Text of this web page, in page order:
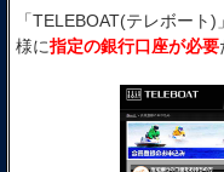
「TELEBOAT(テレボート
様に指定の銀行口座が必要